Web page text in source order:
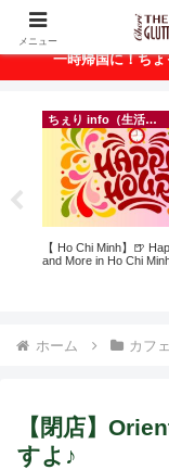
ベトナ
一時帰国に！ち
ちぇり info（生活情報）
【 Ho Chi Minh】🍺
and More in Ho Chi
ホーム カフ
【閉店】
すよ♪
メニュー